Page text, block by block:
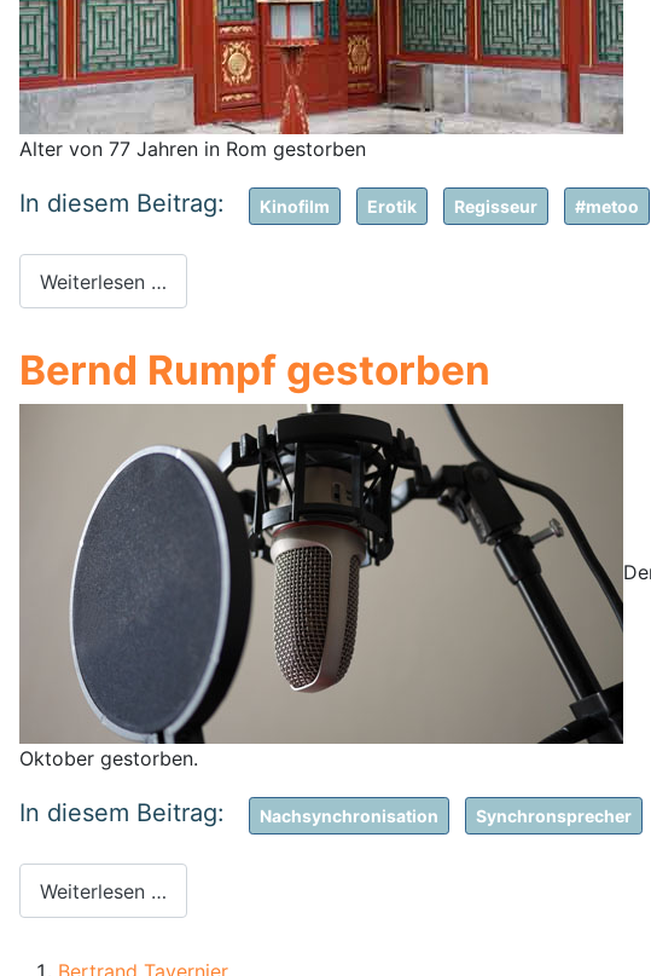
Alter von 77 Jahren in Rom gestorben
Kinofilm Erotik Regisseur #metoo
Weiterlesen …
Bernd Rumpf gestorben
Oktober gestorben.
Nachsynchronisation Synchronsprecher
Weiterlesen …